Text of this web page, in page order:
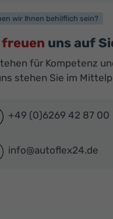
wir Ihnen behilflich sein?
freuen uns auf
für Kompetenz
stehen Sie im
+49 (0)6269 42 87 00
info@autoflex24.de